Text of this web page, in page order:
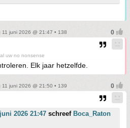
11 juni 2026 @ 21:47 • 138
uw no nonsense
Elk jaar hetzelfde.
11 juni 2026 @ 21:50 • 139
2026 21:47 schreef Boca_Raton